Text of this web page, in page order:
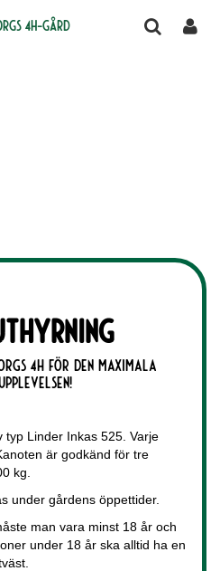
4H-gård
4H för den maximala
typ Linder Inkas 525. Varje
är godkänd för tre
kg.
under gårdens öppettider.
man vara minst 18 år och
under 18 år ska alltid ha en